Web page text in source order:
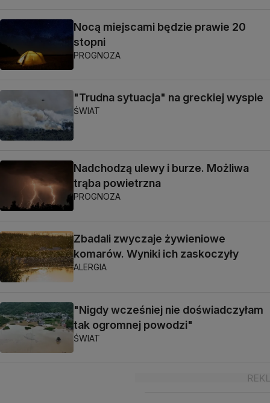
Nocą miejscami będzie prawie 20
stopni
PROGNOZA
"Trudna sytuacja" na greckiej wyspie
ŚWIAT
Nadchodzą ulewy i burze. Możliwa
trąba powietrzna
PROGNOZA
Zbadali zwyczaje żywieniowe
komarów. Wyniki ich zaskoczyły
ALERGIA
"Nigdy wcześniej nie doświadczyłam
tak ogromnej powodzi"
ŚWIAT